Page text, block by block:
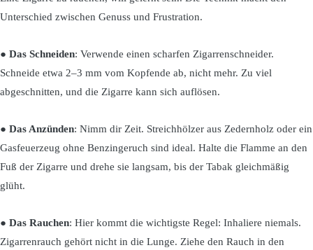
Unterschied zwischen Genuss und Frustration.
● Das Schneiden: Verwende einen scharfen Zigarrenschneider.
Schneide etwa 2–3 mm vom Kopfende ab, nicht mehr. Zu viel
abgeschnitten, und die Zigarre kann sich auflösen.
● Das Anzünden: Nimm dir Zeit. Streichhölzer aus Zedernholz oder ein
Gasfeuerzeug ohne Benzingeruch sind ideal. Halte die Flamme an den
Fuß der Zigarre und drehe sie langsam, bis der Tabak gleichmäßig
glüht.
● Das Rauchen: Hier kommt die wichtigste Regel: Inhaliere niemals.
Zigarrenrauch gehört nicht in die Lunge. Ziehe den Rauch in den